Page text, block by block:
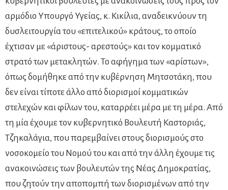
αρμόδιο Υπουργό Υγείας, κ. Κικίλια, αναδεικνύουν τη
δυσλειτουργία του «επιτελικού» κράτους, το οποίο
έχτισαν με «άριστους- αρεστούς» και τον κομματικό
στρατό των μετακλητών. Το αφήγημα των «αρίστων»,
όπως δομήθηκε από την κυβέρνηση Μητσοτάκη, που
δεν είναι τίποτε άλλο από διορισμοί κομματικών
στελεχών και φίλων του, καταρρέει μέρα με τη μέρα. Από
τη μία έχουμε τον κυβερνητικό Βουλευτή Καστοριάς,
Τζηκαλάγια, που παρεμβαίνει στους διορισμούς στο
νοσοκομείο του Νομού του και από την άλλη έχουμε τις
ανακοινώσεις των βουλευτών της Νέας Δημοκρατίας,
που ζητούν την αποπομπή των διορισμένων από την